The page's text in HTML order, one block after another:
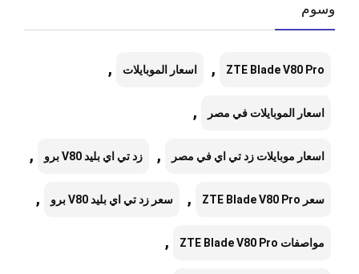
وسوم
ZTE Blade V80 Pro
, اسعار الموبايلات ,
اسعار الموبايلات في مصر ,
اسعار موبايلات زد تي اي في مصر , زد تي اي بليد V80 برو ,
سعر ZTE Blade V80 Pro , سعر زد تي اي بليد V80 برو ,
مواصفات ZTE Blade V80 Pro ,